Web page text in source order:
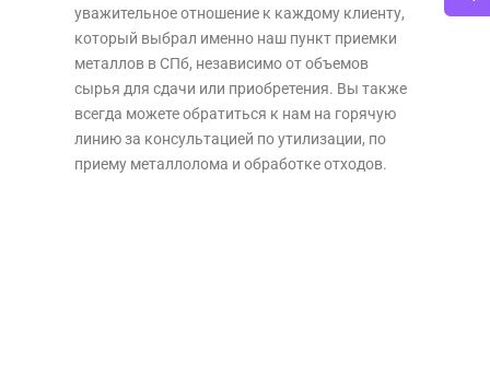
уважительное отношение к каждому клиенту,
который выбрал именно наш пункт приемки
металлов в СПб, независимо от объемов
сырья для сдачи или приобретения. Вы также
всегда можете обратиться к нам на горячую
линию за консультацией по утилизации, по
приему металлолома и обработке отходов.